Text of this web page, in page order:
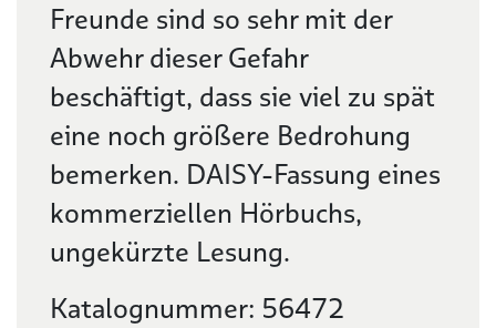
Freunde sind so sehr mit der
Abwehr dieser Gefahr
beschäftigt, dass sie viel zu spät
eine noch größere Bedrohung
bemerken. DAISY-Fassung eines
kommerziellen Hörbuchs,
ungekürzte Lesung.
Katalognummer: 56472